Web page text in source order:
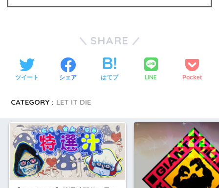
SHARE
ツイート シェア はてブ LINE Pocket
CATEGORY : LET IT DIE